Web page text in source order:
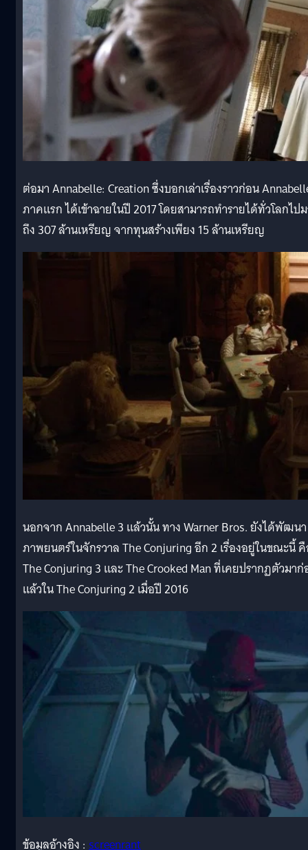
ต่อมา Annabelle: Creation ซึ่งบอกเล่าเรื่องราวก่อน
ภาคแรก ได้เข้าฉายในปี 2017 โดยสามารถทำรายได้ทั่วโลกไป
ถึง 307 ล้านเหรียญ จากทุนสร้างเพียง 15 ล้านเหรียญ
นอกจาก Annabelle 3 แล้วนั้น ทาง Warner Bros. ยังได้พัฒนา
ภาพยนตร์ในจักรวาล The Conjuring อีก 2 เรื่องอยู่ในขณะนี้
The Conjuring 3 และ The Crooked Man ที่เคยปรากฏตัวมา
แล้วใน The Conjuring 2 เมื่อปี 2016
ข้อมูลอ้างอิง : screenrant